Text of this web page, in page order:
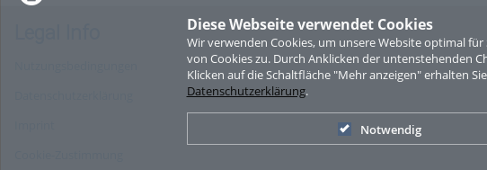
Diese Webseite verwendet Cookies
Wir verwenden Cookies, um unsere Website optimal
von Cookies zu. Durch Anklicken der untenstehenden
Klicken auf die Schaltfläche "Mehr anzeigen" erhalten
Datenschutzerklärung.
Notwendig